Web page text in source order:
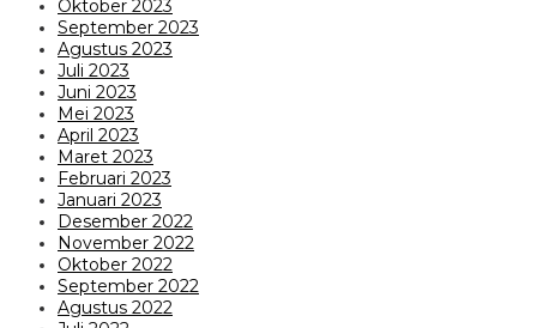
Oktober 2023
September 2023
Agustus 2023
Juli 2023
Juni 2023
Mei 2023
April 2023
Maret 2023
Februari 2023
Januari 2023
Desember 2022
November 2022
Oktober 2022
September 2022
Agustus 2022